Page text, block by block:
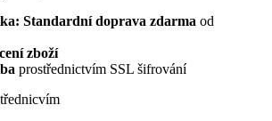
Standardní doprava zdarma od
zboží
prostřednictvím SSL šifrování